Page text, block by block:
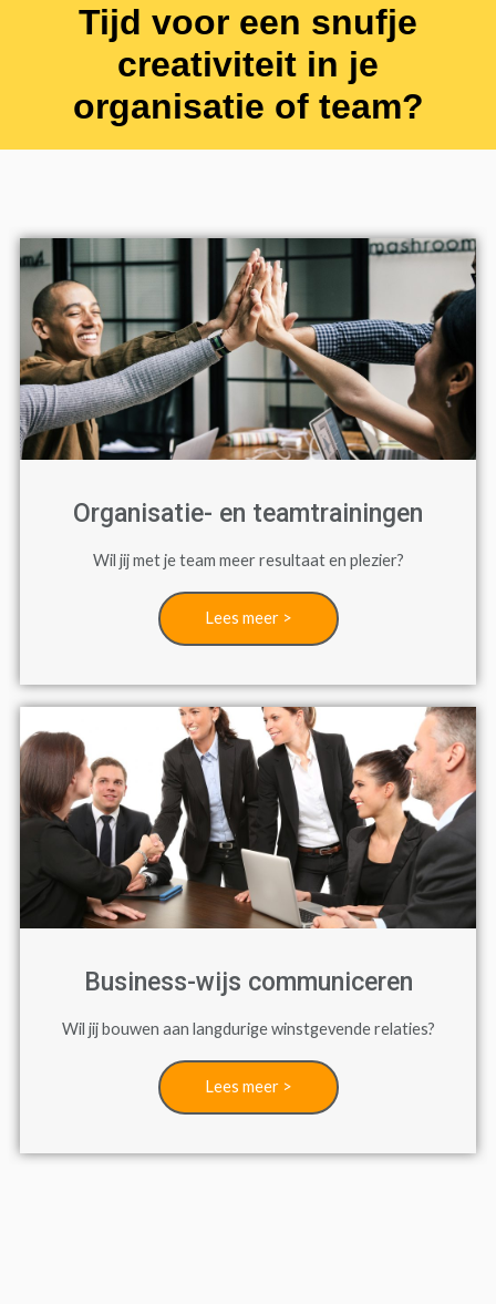
Tijd voor een snufje
creativiteit in je
organisatie of team?
Organisatie- en teamtrainingen
Wil jij met je team meer resultaat en plezier?
Lees meer >
Business-wijs communiceren
Wil jij bouwen aan langdurige winstgevende relaties?
Lees meer >